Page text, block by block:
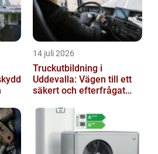
14 juli 2026
Truckutbildning i
Uddevalla: Vägen till ett
säkert och efterfrågat